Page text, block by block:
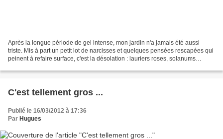
Après la longue période de gel intense, mon jardin n'a jamais été aussi
triste. Mis à part un petit lot de narcisses et quelques pensées rescapées qui
peinent à refaire surface, c'est la désolation : lauriers roses, solanums
C'est tellement gros ...
Publié le 16/03/2012 à 17:36
Par Hugues